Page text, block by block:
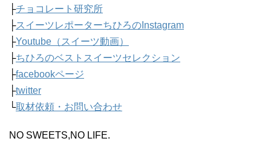
├チョコレート研究所
├スイーツレポーターちひろのInstagram
├Youtube（スイーツ動画）
├ちひろのベストスイーツセレクション
├facebookページ
├twitter
└取材依頼・お問い合わせ
NO SWEETS,NO LIFE.